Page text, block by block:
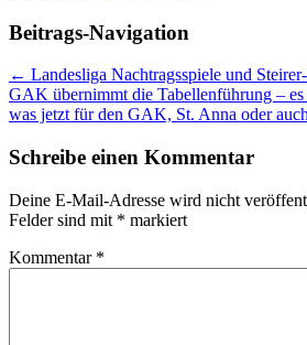
Beitrags-Navigation
← Landesliga Nachtragsspiele und
GAK übernimmt die Tabellenführung –
was jetzt für den GAK, St. Anna oder
Schreibe einen Kommentar
Deine E-Mail-Adresse wird nicht
Felder sind mit * markiert
Kommentar *